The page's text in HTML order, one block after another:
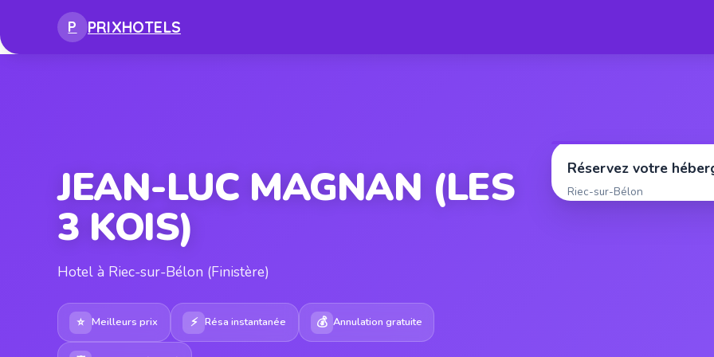
P PRIXHOTELS
JEAN-LUC MAGNAN (LES
3 KOIS)
Hotel à Riec-sur-Bélon (Finistère)
⭐ Meilleurs prix ⚡ Résa instantanée 💰 Annulation gratuite
Réservez votre
Riec-sur-Bélon